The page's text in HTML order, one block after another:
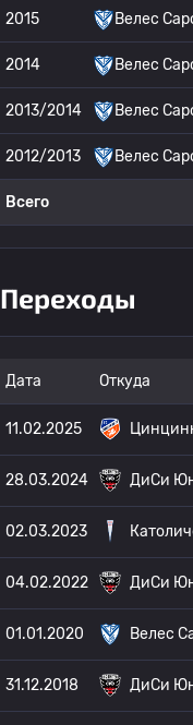
2015 Велес
2014 Велес
2013/2014 Велес
2012/2013 Велес
Всего
Переходы
Дата Откуда
11.02.2025
28.03.2024 ДиСи
02.03.2023
04.02.2022 ДиСи
01.01.2020 Велес
31.12.2018 ДиСи